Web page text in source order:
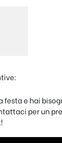
festa e hai
per un
!